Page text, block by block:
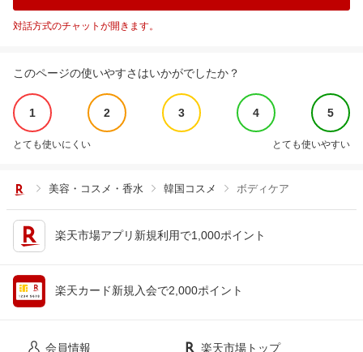
対話方式のチャットが開きます。
このページの使いやすさはいかがでしたか？
1 2 3 4 5
とても使いにくい とても使いやすい
美容・コスメ・香水 韓国コスメ ボディケア
楽天市場アプリ新規利用で1,000ポイント
楽天カード新規入会で2,000ポイント
会員情報 楽天市場トップ